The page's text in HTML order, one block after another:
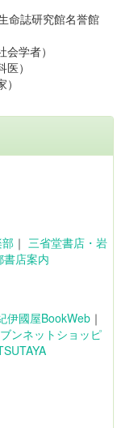
誌研究館名誉館
学者）
）
｜ 三省堂書店・岩
書店案内
伊國屋BookWeb ｜
ンネットショッピ